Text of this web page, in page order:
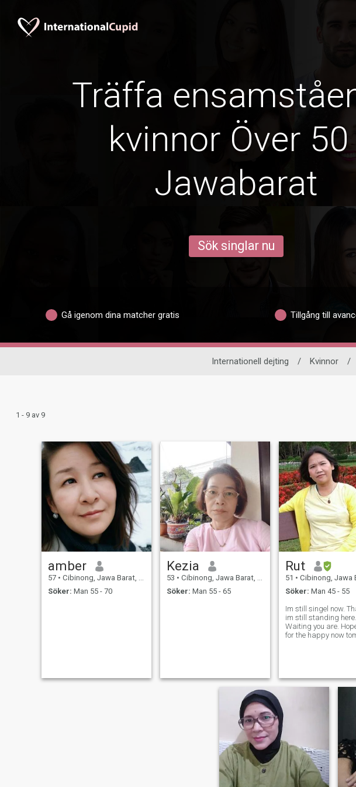
Träffa
kvinnor Över
Jawabarat
Sök singlar nu
Gå igenom dina matcher gratis Tillgång till
Internationell dejting / Kvinnor /
1 - 9 av 9
amber
57 • Cibinong, Jawa Barat, Indonesien
Söker: Man 55 - 70
Kezia
53 • Cibinong, Jawa Barat, Indonesien
Söker: Man 55 - 65
Rut
51 • Cibinong, Jawa Barat,
Söker: Man 45 - 55
Im still singel now.
im still standing here.
Waiting you are.
for the happy now